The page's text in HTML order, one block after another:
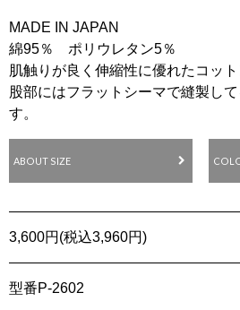
MADE IN JAPAN
綿95％ ポリウレタン5％
肌触りが良く伸縮性に優れたコット
股部にはフラットシーマで縫製し
す。
ABOUT SIZE
3,600円(税込3,960円)
型番P-2602